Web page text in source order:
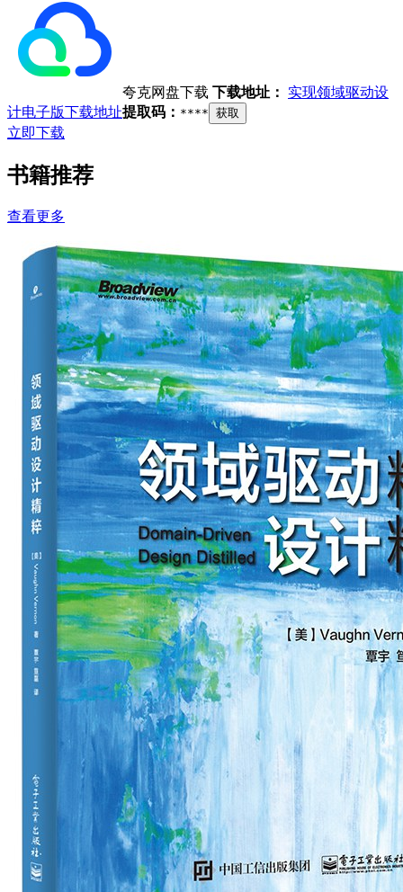
夸克网盘下载 下载地址： 实现领域驱动设
计电子版下载地址提取码： **** 获取
立即下载
书籍推荐
查看更多